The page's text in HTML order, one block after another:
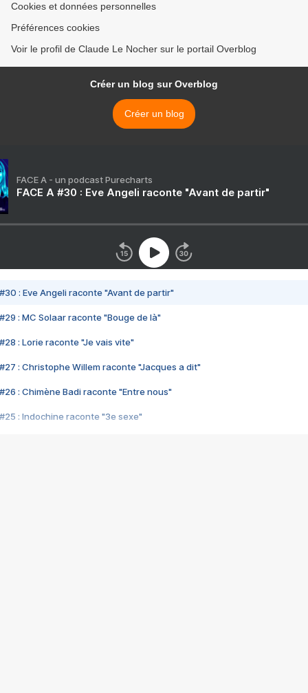
Cookies et données personnelles
Préférences cookies
Voir le profil de Claude Le Nocher sur le portail Overblog
Créer un blog sur Overblog
Créer un blog
FACE A - un podcast Purecharts
FACE A #30 : Eve Angeli raconte "Avant de partir"
#30 : Eve Angeli raconte "Avant de partir"
#29 : MC Solaar raconte "Bouge de là"
#28 : Lorie raconte "Je vais vite"
#27 : Christophe Willem raconte "Jacques a dit"
#26 : Chimène Badi raconte "Entre nous"
#25 : Indochine raconte "3e sexe"